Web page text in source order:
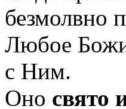
безмолвно
Любое
с Ним.
Оно свято